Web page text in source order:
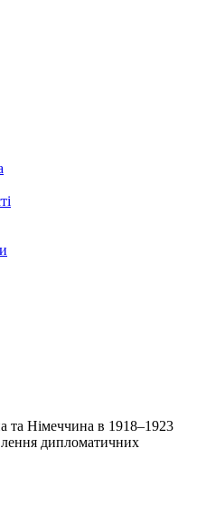
та Німеччина в 1918–1923
дипломатичних